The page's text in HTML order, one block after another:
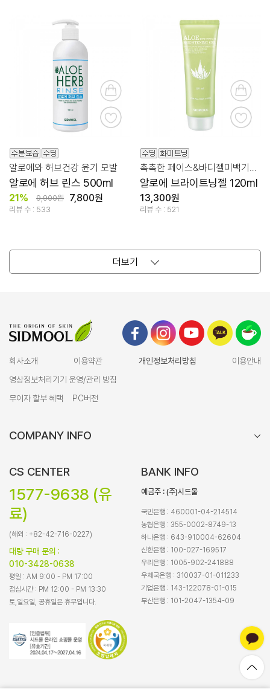
알로에와 허브건강 윤기 모발
알로에 허브 린스 500ml
21% 9,900원 7,800원
리뷰 수 : 533
알로에 브라이트닝젤 120ml
13,300원
리뷰 수 : 521
더보기
회사소개 이용약관 개인정보처리방침
이용안내
영상정보처리기기 운영/관리 방침
무이자 할부 혜택
PC버전
COMPANY INFO
CS CENTER
1577-9638 (유
료)
(해외 : +82-42-716-0227)
대량 구매 문의 :
010-3428-0638
평일 : AM 9:00 - PM 17:00
점심시간 : PM 12:00 - PM 13:30
토,일요일, 공휴일은 휴무입니다.
BANK INFO
예금주 : (주)시드물
국민은행 : 460001-04-214514
농협은행 : 355-0002-8749-13
하나은행 : 643-910004-62604
신한은행 : 100-027-169517
우리은행 : 1005-902-241888
우체국은행 : 310037-01-011233
기업은행 : 143-122078-01-015
부산은행 : 101-2047-1354-09